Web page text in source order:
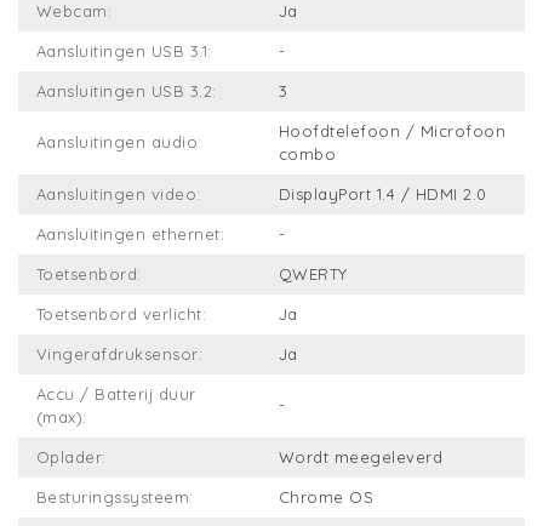
Webcam: Ja
Aansluitingen USB 3.1: -
Aansluitingen USB 3.2: 3
Aansluitingen audio:
Hoofdtelefoon / Microfoon
combo
Aansluitingen video: DisplayPort 1.4 / HDMI 2.0
Aansluitingen ethernet: -
Toetsenbord: QWERTY
Toetsenbord verlicht: Ja
Vingerafdruksensor: Ja
Accu / Batterij duur
(max):
-
Oplader: Wordt meegeleverd
Besturingssysteem: Chrome OS